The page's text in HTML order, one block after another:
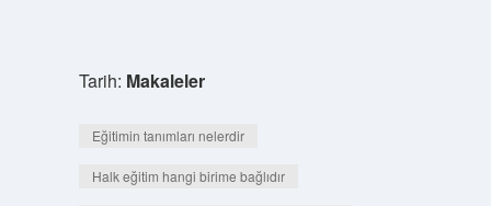
Tarih: Makaleler
Eğitimin tanımları nelerdir
Halk eğitim hangi birime bağlıdır